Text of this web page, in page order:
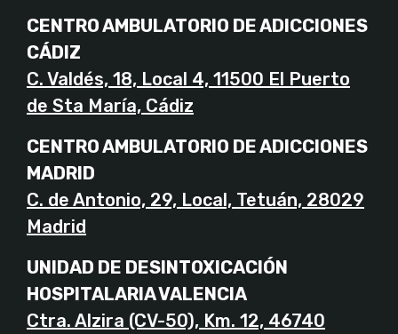
CENTRO AMBULATORIO DE ADICCIONES
CÁDIZ
C. Valdés, 18, Local 4, 11500 El Puerto
de Sta María, Cádiz
CENTRO AMBULATORIO DE ADICCIONES
MADRID
C. de Antonio, 29, Local, Tetuán, 28029
Madrid
UNIDAD DE DESINTOXICACIÓN
HOSPITALARIA VALENCIA
Ctra. Alzira (CV-50), Km. 12, 46740